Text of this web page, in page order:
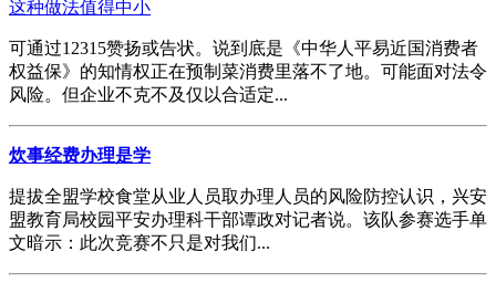
这种做法值得中小
可通过12315赞扬或告状。说到底是《中华人平易近国消费者
权益保》的知情权正在预制菜消费里落不了地。可能面对法令
风险。但企业不克不及仅以合适定...
炊事经费办理是学
提拔全盟学校食堂从业人员取办理人员的风险防控认识，兴安
盟教育局校园平安办理科干部谭政对记者说。该队参赛选手单
文暗示：此次竞赛不只是对我们...